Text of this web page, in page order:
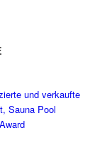
und verkaufte
Sauna Pool